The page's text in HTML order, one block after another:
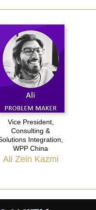
Vice President,
Consulting &
Integration,
WPP China
Ali Zein Kazmi